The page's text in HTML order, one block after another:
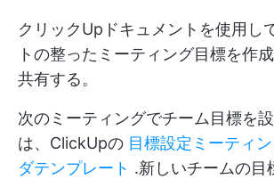
クリックUpドキュメントを使用し
トの整ったミーティング目標を作
共有する。
次のミーティングでチーム目標を
は、ClickUpの 目標設定ミーティ
ダテンプレート .新しいチームの目